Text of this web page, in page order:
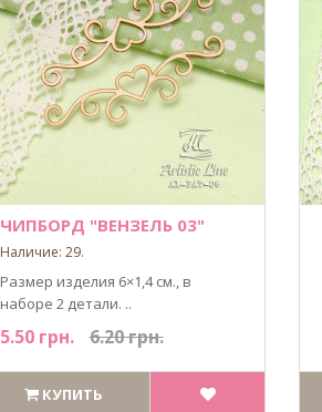
ЧИПБОРД "ВЕНЗЕЛЬ 03"
Наличие: 29.
Размер изделия 6×1,4 см., в
наборе 2 детали. ..
5.50 грн. 6.20 грн.
КУПИТЬ